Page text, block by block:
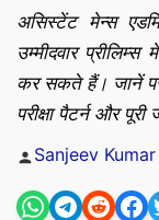
असिस्टेंट मेन्स
उम्मीदवार
कर सकते हैं। जानें
परीक्षा पैटर्न और पूरी
Posted
Sanjeev Kumar